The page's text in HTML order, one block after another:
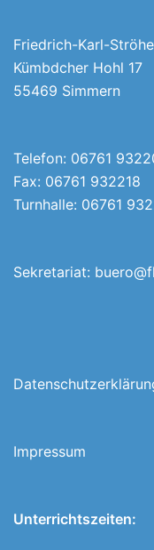
Friedrich-Karl-
Kümbdcher Hohl 17
55469 Simmern
Telefon: 06761
Fax: 06761 932218
Turnhalle: 06761
Sekretariat:
Impressum
Unterrichtszeiten: